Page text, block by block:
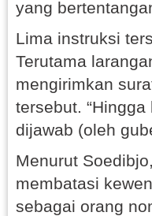
yang
Lima instruksi
Terutama
mengirimkan
tersebut.
dijawab (oleh
Menurut
membatasi
sebagai orang